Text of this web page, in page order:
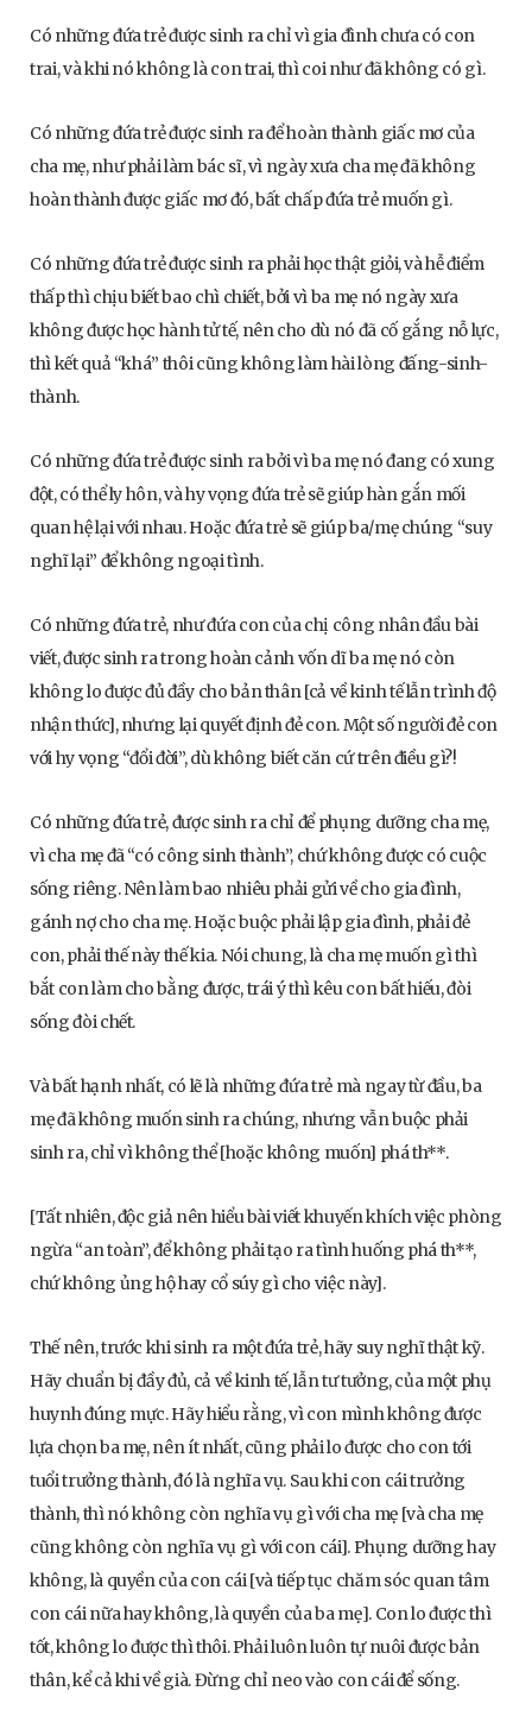
Có những đứa trẻ được sinh ra chỉ vì gia đình chưa có con
trai, và khi nó không là con trai, thì coi như đã không có gì.
Có những đứa trẻ được sinh ra để hoàn thành giấc mơ của
cha mẹ, như phải làm bác sĩ, vì ngày xưa cha mẹ đã không
hoàn thành được giấc mơ đó, bất chấp đứa trẻ muốn gì.
Có những đứa trẻ được sinh ra phải học thật giỏi, và hễ điểm
thấp thì chịu biết bao chì chiết, bởi vì ba mẹ nó ngày xưa
không được học hành tử tế, nên cho dù nó đã cố gắng nỗ lực,
thì kết quả “khá” thôi cũng không làm hài lòng đấng-sinh-
thành.
Có những đứa trẻ được sinh ra bởi vì ba mẹ nó đang có xung
đột, có thể ly hôn, và hy vọng đứa trẻ sẽ giúp hàn gắn mối
quan hệ lại với nhau. Hoặc đứa trẻ sẽ giúp ba/mẹ chúng “suy
nghĩ lại” để không ngoại tình.
Có những đứa trẻ, như đứa con của chị công nhân đầu bài
viết, được sinh ra trong hoàn cảnh vốn dĩ ba mẹ nó còn
không lo được đủ đầy cho bản thân [cả về kinh tế lẫn trình độ
nhận thức], nhưng lại quyết định đẻ con. Một số người đẻ con
với hy vọng “đổi đời”, dù không biết căn cứ trên điều gì?!
Có những đứa trẻ, được sinh ra chỉ để phụng dưỡng cha mẹ,
vì cha mẹ đã “có công sinh thành”, chứ không được có cuộc
sống riêng. Nên làm bao nhiêu phải gửi về cho gia đình,
gánh nợ cho cha mẹ. Hoặc buộc phải lập gia đình, phải đẻ
con, phải thế này thế kia. Nói chung, là cha mẹ muốn gì thì
bắt con làm cho bằng được, trái ý thì kêu con bất hiếu, đòi
sống đòi chết.
Và bất hạnh nhất, có lẽ là những đứa trẻ mà ngay từ đầu, ba
mẹ đã không muốn sinh ra chúng, nhưng vẫn buộc phải
sinh ra, chỉ vì không thể [hoặc không muốn] phá th**.
[Tất nhiên, độc giả nên hiểu bài viết khuyến khích việc phòng
ngừa “an toàn”, để không phải tạo ra tình huống phá th**,
chứ không ủng hộ hay cổ súy gì cho việc này].
Thế nên, trước khi sinh ra một đứa trẻ, hãy suy nghĩ thật kỹ.
Hãy chuẩn bị đầy đủ, cả về kinh tế, lẫn tư tưởng, của một phụ
huynh đúng mực. Hãy hiểu rằng, vì con mình không được
lựa chọn ba mẹ, nên ít nhất, cũng phải lo được cho con tới
tuổi trưởng thành, đó là nghĩa vụ. Sau khi con cái trưởng
thành, thì nó không còn nghĩa vụ gì với cha mẹ [và cha mẹ
cũng không còn nghĩa vụ gì với con cái]. Phụng dưỡng hay
không, là quyền của con cái [và tiếp tục chăm sóc quan tâm
con cái nữa hay không, là quyền của ba mẹ]. Con lo được thì
tốt, không lo được thì thôi. Phải luôn luôn tự nuôi được bản
thân, kể cả khi về già. Đừng chỉ neo vào con cái để sống.